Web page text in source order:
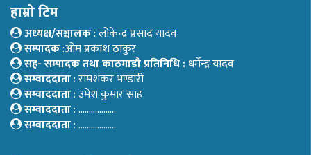
हाम्रो टिम
अध्यक्ष/सञ्चालक: लोकेन्द्र प्रसाद यादव
सम्पादक:ओम प्रकाश ठाकुर
सह- सम्पादक तथा काठमाडौ प्रतिनिधि :धर्मेन्द्र यादव
सम्वाददाता: रामशंकर भण्डारी
सम्वाददाता: उमेश कुमार साह
सम्वाददाता: ………………
सम्वाददाता: ………………